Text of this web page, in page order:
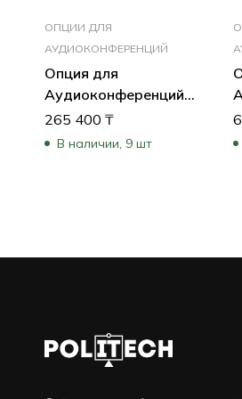
ОПЦИИ ДЛЯ
АУДИОКОНФЕРЕНЦИЙ
Опция для
Аудиоконференций
Jabra Спикерфон
SPEAK 810 MS 7810-
265 400 ₸
В наличии, 9 шт